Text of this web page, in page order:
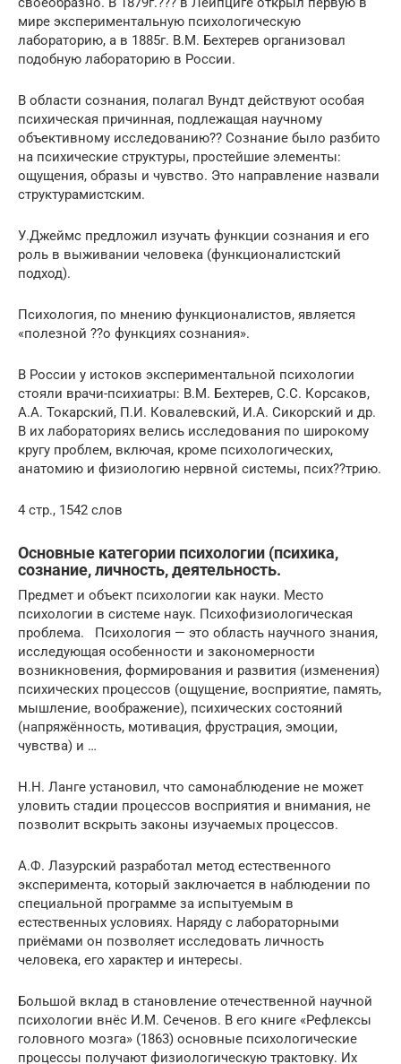
мире экспериментальную психологическую
лабораторию, а в 1885г. В.М. Бехтерев организовал
подобную лабораторию в России.
В области сознания, полагал Вундт действуют особая
психическая причинная, подлежащая научному
объективному исследованию?? Сознание было разбито
на психические структуры, простейшие элементы:
ощущения, образы и чувство. Это направление назвали
структурамистским.
У.Джеймс предложил изучать функции сознания и его
роль в выживании человека (функционалистский
подход).
Психология, по мнению функционалистов, является
«полезной ??о функциях сознания».
В России у истоков экспериментальной психологии
стояли врачи-психиатры: В.М. Бехтерев, С.С. Корсаков,
А.А. Токарский, П.И. Ковалевский, И.А. Сикорский и др.
В их лабораториях велись исследования по широкому
кругу проблем, включая, кроме психологических,
анатомию и физиологию нервной системы, псих??трию.
4 стр., 1542 слов
Основные категории психологии (психика,
сознание, личность, деятельность.
Предмет и объект психологии как науки. Место
психологии в системе наук. Психофизиологическая
проблема. Психология — это область научного знания,
исследующая особенности и закономерности
возникновения, формирования и развития (изменения)
психических процессов (ощущение, восприятие, память,
мышление, воображение), психических состояний
(напряжённость, мотивация, фрустрация, эмоции,
чувства) и …
Н.Н. Ланге установил, что самонаблюдение не может
уловить стадии процессов восприятия и внимания, не
позволит вскрыть законы изучаемых процессов.
А.Ф. Лазурский разработал метод естественного
эксперимента, который заключается в наблюдении по
специальной программе за испытуемым в
естественных условиях. Наряду с лабораторными
приёмами он позволяет исследовать личность
человека, его характер и интересы.
Большой вклад в становление отечественной научной
психологии внёс И.М. Сеченов. В его книге «Рефлексы
головного мозга» (1863) основные психологические
процессы получают физиологическую трактовку. Их